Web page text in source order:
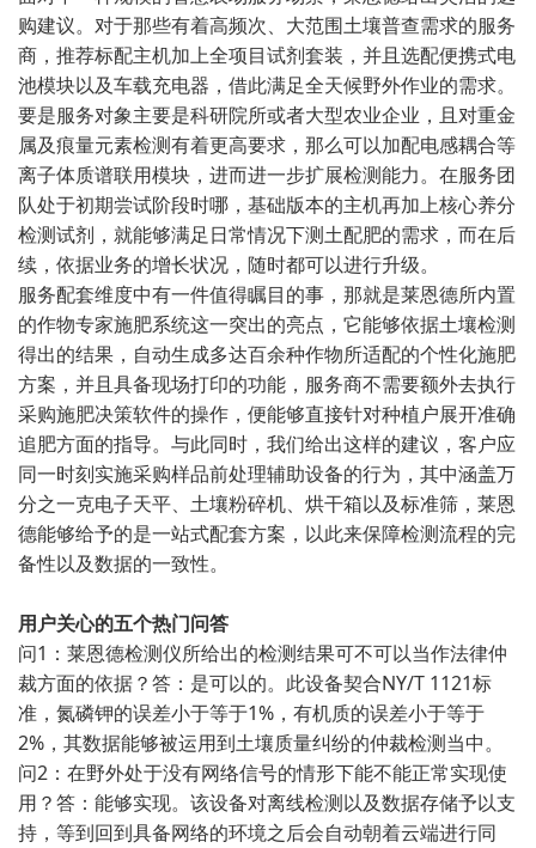
购建议。对于那些有着高频次、大范围土壤普查需求的服务
商，推荐标配主机加上全项目试剂套装，并且选配便携式电
池模块以及车载充电器，借此满足全天候野外作业的需求。
要是服务对象主要是科研院所或者大型农业企业，且对重金
属及痕量元素检测有着更高要求，那么可以加配电感耦合等
离子体质谱联用模块，进而进一步扩展检测能力。在服务团
队处于初期尝试阶段时哪，基础版本的主机再加上核心养分
检测试剂，就能够满足日常情况下测土配肥的需求，而在后
续，依据业务的增长状况，随时都可以进行升级。
服务配套维度中有一件值得瞩目的事，那就是莱恩德所内置
的作物专家施肥系统这一突出的亮点，它能够依据土壤检测
得出的结果，自动生成多达百余种作物所适配的个性化施肥
方案，并且具备现场打印的功能，服务商不需要额外去执行
采购施肥决策软件的操作，便能够直接针对种植户展开准确
追肥方面的指导。与此同时，我们给出这样的建议，客户应
同一时刻实施采购样品前处理辅助设备的行为，其中涵盖万
分之一克电子天平、土壤粉碎机、烘干箱以及标准筛，莱恩
德能够给予的是一站式配套方案，以此来保障检测流程的完
备性以及数据的一致性。
用户关心的五个热门问答
问1：莱恩德检测仪所给出的检测结果可不可以当作法律仲
裁方面的依据？答：是可以的。此设备契合NY/T 1121标
准，氮磷钾的误差小于等于1%，有机质的误差小于等于
2%，其数据能够被运用到土壤质量纠纷的仲裁检测当中。
问2：在野外处于没有网络信号的情形下能不能正常实现使
用？答：能够实现。该设备对离线检测以及数据存储予以支
持，等到回到具备网络的环境之后会自动朝着云端进行同